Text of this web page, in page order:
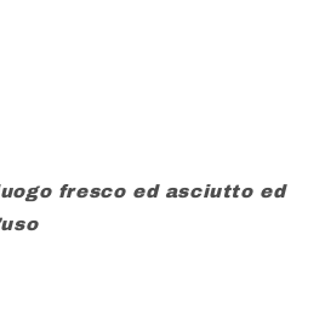
fresco ed asciutto ed